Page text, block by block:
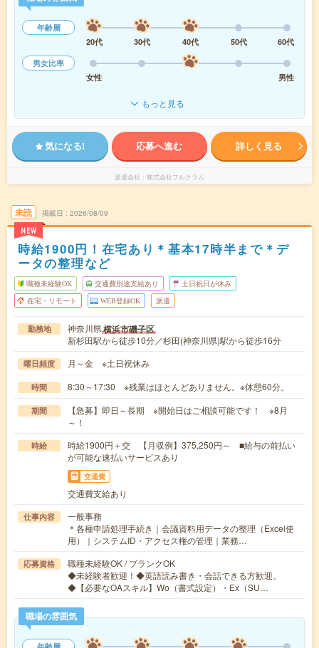
年齢層
20代
30代 40代 50代
60代
男女比率
女性
男性
もっと見る
気になる! 応募へ進む 詳しく見る
派遣会社 株式会社フルクラム
未読
NEW
掲載日 2026/08/09
時給1900円！在宅あり＊基本17時半まで＊デ
ータの整理など
職種未経験OK 交通費別途支給あり 土日祝日が休み
在宅・リモート WEB登録OK 派遣
勤務地 神奈川県横浜市磯子区
新杉田駅から徒歩10分／杉田(神奈川県)駅から徒歩16分
曜日頻度 月～金 ※土日祝休み
時間 8:30～17:30 ※残業はほとんどありません。※休憩60分。
期間
【急募】即日～長期 ※開始日はご相談可能です！ ※8月
～！
時給
時給1900円＋交 【月収例】375,250円～ ■給与の前払い
が可能な速払いサービスあり
交通費
交通費支給あり
仕事内容
一般事務
＊各種申請処理手続き｜会議資料用データの整理（Excel使
用）｜システムID・アクセス権の管理｜業務…
応募資格
職種未経験OK / ブランクOK
◆未経験者歓迎！◆英語読み書き・会話できる方歓迎。
◆【必要なOAスキル】Wo（書式設定）・Ex（SU…
職場の雰囲気